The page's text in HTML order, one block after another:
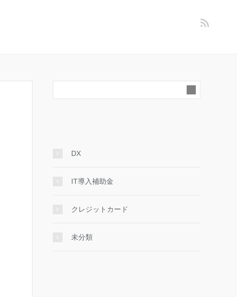
DX
IT導入補助金
クレジットカード
未分類